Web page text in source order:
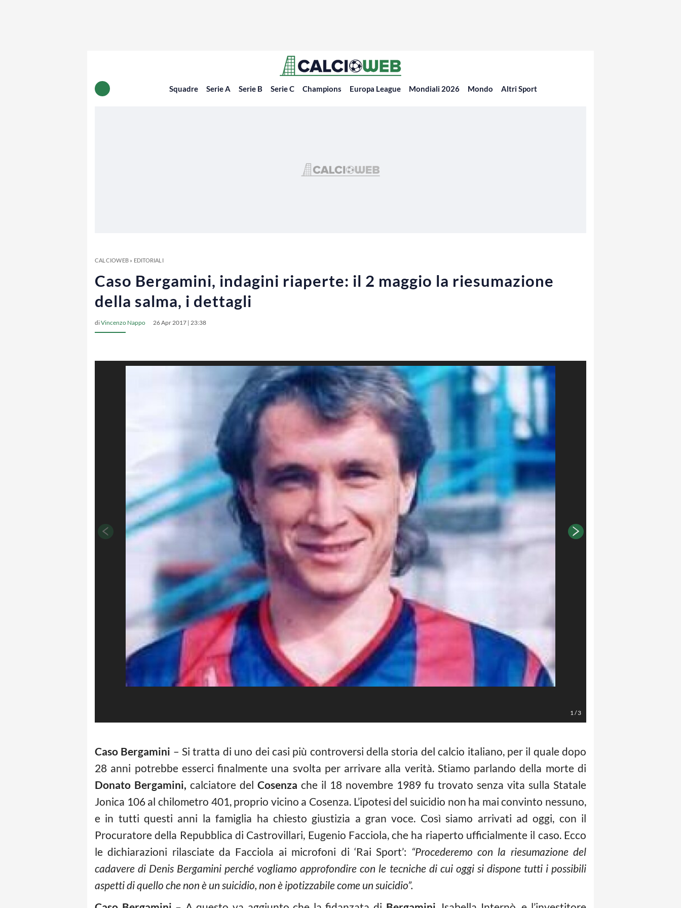
Squadre Serie A Serie B Serie C Champions Europa League Mondiali 2026 Mondo Altri Sport
CALCIOWEB» EDITORIALI
Caso Bergamini, indagini riaperte: il 2 maggio la riesumazione
della salma, i dettagli
diVincenzo Nappo 26 Apr 2017 | 23:38
1/3
Caso Bergamini – Si tratta di uno dei casi più controversi della storia del calcio italiano, per il quale dopo
28 anni potrebbe esserci finalmente una svolta per arrivare alla verità. Stiamo parlando della morte di
Donato Bergamini, calciatore del Cosenza che il 18 novembre 1989 fu trovato senza vita sulla Statale
Jonica 106 al chilometro 401, proprio vicino a Cosenza. L’ipotesi del suicidio non ha mai convinto nessuno,
e in tutti questi anni la famiglia ha chiesto giustizia a gran voce. Così siamo arrivati ad oggi, con il
Procuratore della Repubblica di Castrovillari, Eugenio Facciola, che ha riaperto ufficialmente il caso. Ecco
le dichiarazioni rilasciate da Facciola ai microfoni di ‘Rai Sport’: “Procederemo con la riesumazione del
cadavere di Denis Bergamini perché vogliamo approfondire con le tecniche di cui oggi si dispone tutti i possibili
aspetti di quello che non è un suicidio, non è ipotizzabile come un suicidio”.